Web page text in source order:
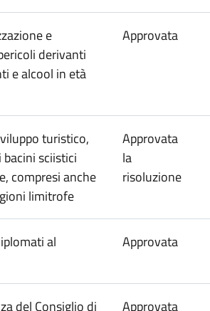
e
derivanti
e alcool in età
Approvata
turistico,
sciistici
compresi anche
limitrofe
Approvata
la
risoluzione
al
Approvata
del Consiglio di
Approvata